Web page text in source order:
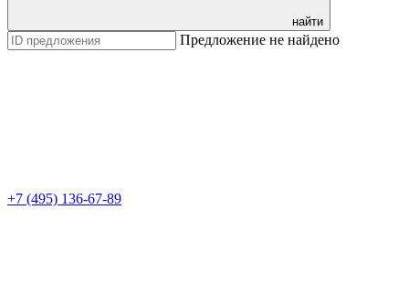
найти
Предложение не найдено
+7 (495) 136-67-89